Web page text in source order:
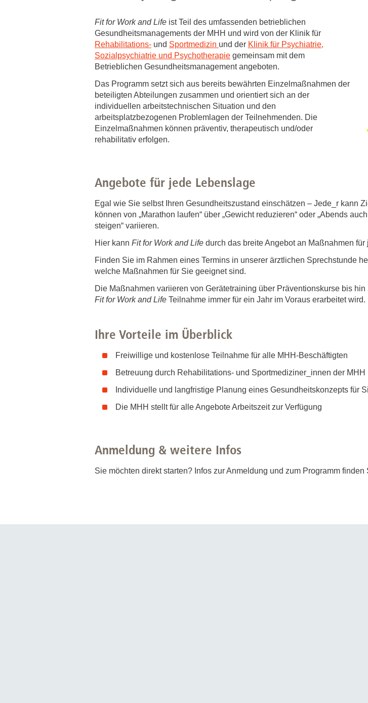
Akademische Karriereentwicklung
Ansprechpersonen
Hannover Biomedical Research School (HBRS)
Für Postdoktorand:innen
Forschungsinformationssystem
Dekanin für Forschung und
Forschungskommission
Gute wissenschaftliche Praxis
GWP-Kommission
Ombudswesen und Ombudsperson
Fit for Work and Life ist Teil des umfassenden betrieblichen
Gesundheitsmanagements der MHH und wird von der Klinik für
Rehabilitations- und Sportmedizin und der Klinik für Psychiatrie,
Sozialpsychiatrie und Psychotherapie gemeinsam mit dem
Betrieblichen Gesundheitsmanagement angeboten.
Das Programm setzt sich aus bereits bewährten Einzelmaßnahmen der
beteiligten Abteilungen zusammen und orientiert sich an der
individuellen arbeitstechnischen Situation und den
arbeitsplatzbezogenen Problemlagen der Teilnehmenden. Die
Einzelmaßnahmen können präventiv, therapeutisch und/oder
rehabilitativ erfolgen.
Angebote für jede Lebenslage
Egal wie Sie selbst Ihren Gesundheitszustand einschätzen – Jede_r kann
können von „Marathon laufen“ über „Gewicht reduzieren“ oder „Abends
steigen“ variieren.
Hier kann Fit for Work and Life durch das breite Angebot an Maßnahmen
Finden Sie im Rahmen eines Termins in unserer ärztlichen Sprechstunde
welche Maßnahmen für Sie geeignet sind.
Die Maßnahmen variieren von Gerätetraining über Präventionskurse bis
Fit for Work and Life Teilnahme immer für ein Jahr im Voraus erarbeitet wird.
Ihre Vorteile im Überblick
Freiwillige und kostenlose Teilnahme für alle MHH-Beschäftigten
Betreuung durch Rehabilitations- und Sportmediziner_innen der MHH
Individuelle und langfristige Planung eines Gesundheitskonzepts für
Die MHH stellt für alle Angebote Arbeitszeit zur Verfügung
Anmeldung & weitere Infos
Sie möchten direkt starten? Infos zur Anmeldung und zum Programm finden